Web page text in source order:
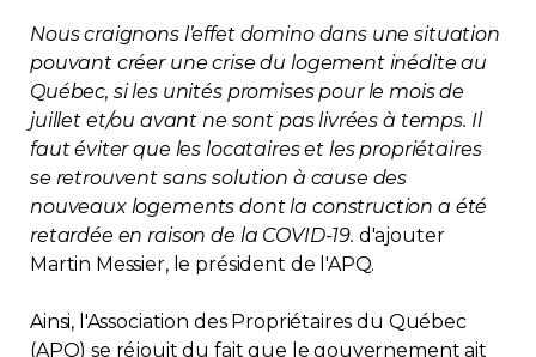
Zone Membres
Français
Adhésion
Nous craignons l’effet domino dans une situation
pouvant créer une crise du logement inédite au
Québec, si les unités promises pour le mois de
juillet et/ou avant ne sont pas livrées à temps. Il
faut éviter que les locataires et les propriétaires
se retrouvent sans solution à cause des
nouveaux logements dont la construction a été
retardée en raison de la COVID-19. d'ajouter
Martin Messier, le président de l'APQ.
Ainsi, l'Association des Propriétaires du Québec
(APQ) se réjouit du fait que le gouvernement ait